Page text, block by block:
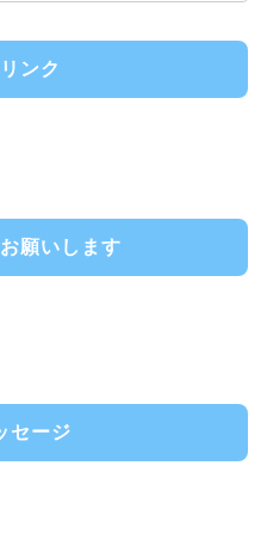
ンク
願いします
セージ